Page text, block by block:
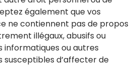
également que vos
ne contiennent pas de propos
illégaux, abusifs ou
informatiques ou autres
susceptibles d’affecter de